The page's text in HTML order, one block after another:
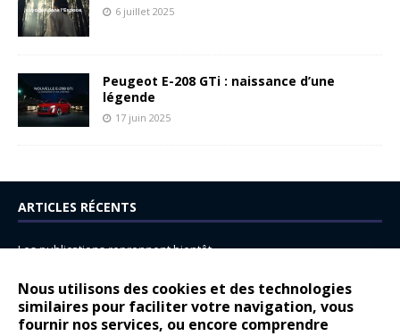
Nous utilisons des cookies et des technologies
similaires pour faciliter votre navigation, vous
fournir nos services, ou encore comprendre
6 juillet 2025
Peugeot E-208 GTi : naissance d’une
légende
17 juin 2025
ARTICLES RÉCENTS
Les publications reprennent bientôt…
14 juillet : nouveau film de marque pour Citroën
Renault Espace : voyage, voyage…